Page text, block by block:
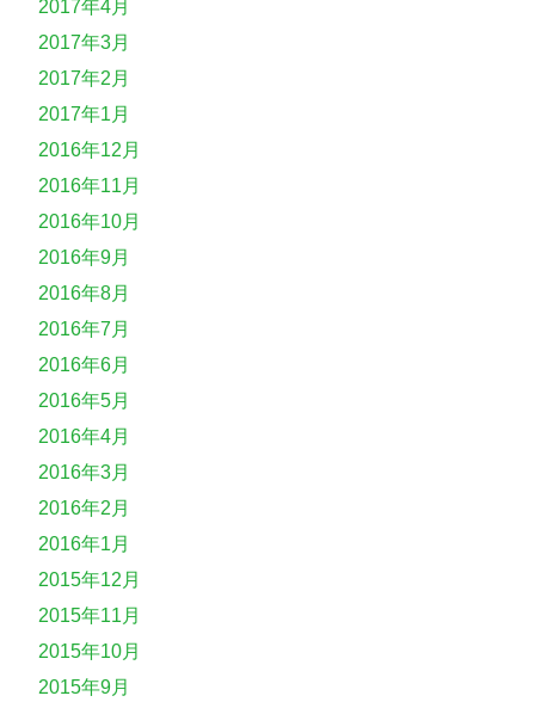
2017年4月
2017年3月
2017年2月
2017年1月
2016年12月
2016年11月
2016年10月
2016年9月
2016年8月
2016年7月
2016年6月
2016年5月
2016年4月
2016年3月
2016年2月
2016年1月
2015年12月
2015年11月
2015年10月
2015年9月